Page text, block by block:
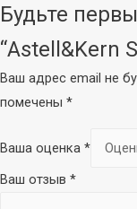
Микрофоны
Микрофоны
Студийные
Будьте
“Astell&Kern
Ваш адрес email не
помечены *
Ваша оценка *
Ваш отзыв *